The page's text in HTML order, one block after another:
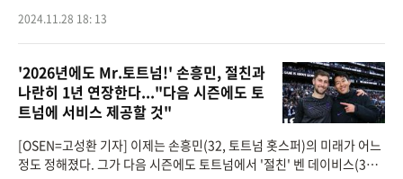
맹(AFC) 챔피언스리그 TWO(
2024.11.28 18: 13
'2026년에도 Mr.토트넘!' 손흥민, 절친과
나란히 1년 연장한다..."다음 시즌에도 토
트넘에 서비스 제공할 것"
[OSEN=고성환 기자] 이제는 손흥민(32, 토트넘 홋스퍼)의 미래가 어느
정도 정해졌다. 그가 다음 시즌에도 토트넘에서 '절친' 벤 데이비스(31)